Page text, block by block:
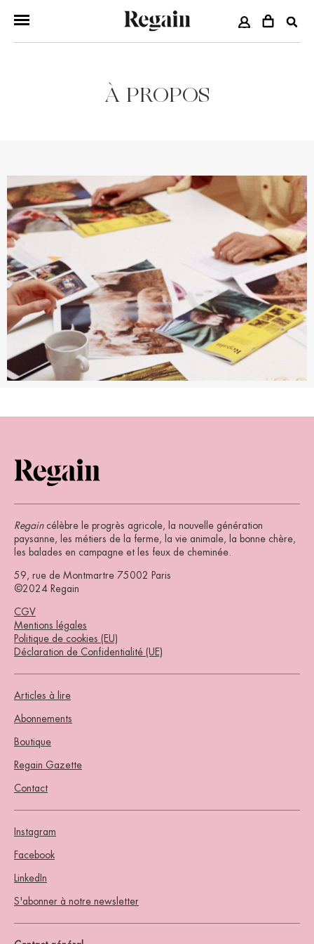
COMPTE
À PROPOS
Regaincélèbre le progrès agricole, la nouvelle génération
paysanne, les métiers de la ferme, la vie animale, la bonne chère,
les balades en campagne et les feux de cheminée.
59, rue de Montmartre 75002 Paris
©2024 Regain
CGV
Mentions légales
Politique de cookies (EU)
Déclaration de Confidentialité (UE)
Articles à lire
Abonnements
Boutique
Regain Gazette
Contact
Instagram
Facebook
LinkedIn
S'abonner à notre newsletter